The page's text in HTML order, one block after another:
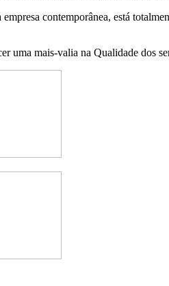
contemporânea, está
uma mais-valia na Qualidade dos